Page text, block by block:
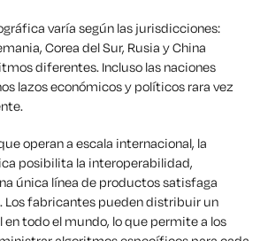
varía según las jurisdicciones:
Corea del Sur, Rusia y China
diferentes. Incluso las naciones
lazos económicos y políticos rara vez
operan a escala internacional, la
posibilita la interoperabilidad,
única línea de productos satisfaga
Los fabricantes pueden distribuir un
todo el mundo, lo que permite a los